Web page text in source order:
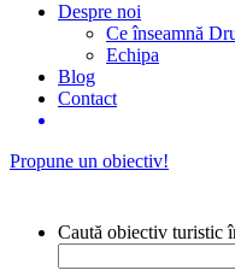
Despre noi
Ce înseamnă
Echipa
Blog
Contact
Propune un obiectiv!
Caută obiectiv turistic